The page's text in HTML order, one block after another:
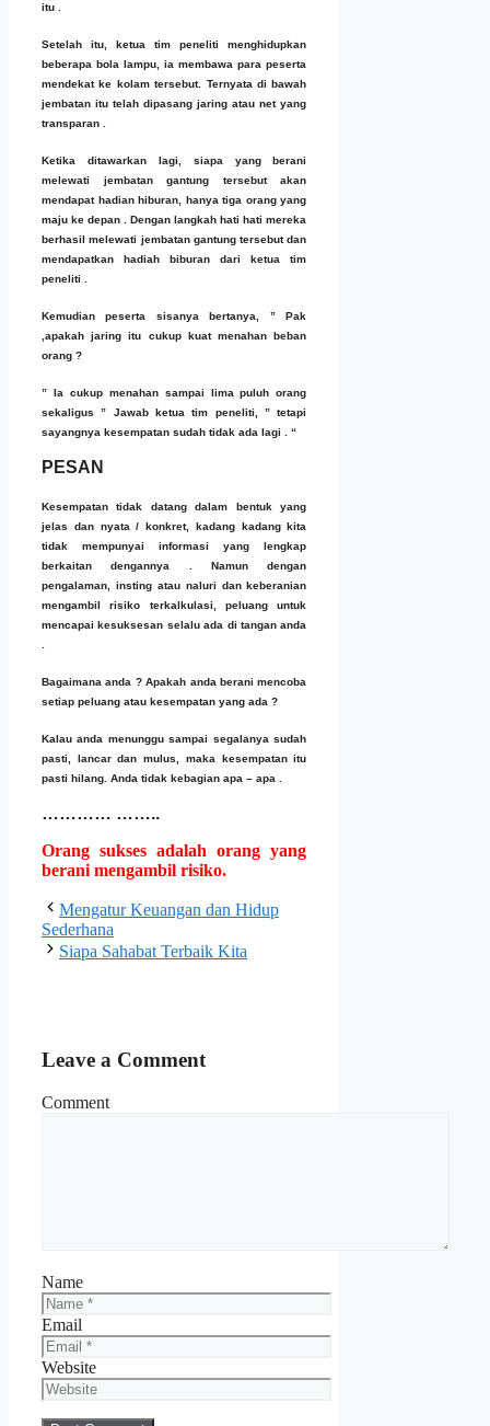
itu .
Setelah itu, ketua tim peneliti menghidupkan
beberapa bola lampu, ia membawa para peserta
mendekat ke kolam tersebut. Ternyata di bawah
jembatan itu telah dipasang jaring atau net yang
transparan .
Ketika ditawarkan lagi, siapa yang berani
melewati jembatan gantung tersebut akan
mendapat hadian hiburan, hanya tiga orang yang
maju ke depan . Dengan langkah hati hati mereka
berhasil melewati jembatan gantung tersebut dan
mendapatkan hadiah biburan dari ketua tim
peneliti .
Kemudian peserta sisanya bertanya, ” Pak
,apakah jaring itu cukup kuat menahan beban
orang ?
” Ia cukup menahan sampai lima puluh orang
sekaligus ” Jawab ketua tim peneliti, ” tetapi
sayangnya kesempatan sudah tidak ada lagi . “
PESAN
Kesempatan tidak datang dalam bentuk yang
jelas dan nyata / konkret, kadang kadang kita
tidak mempunyai informasi yang lengkap
berkaitan dengannya . Namun dengan
pengalaman, insting atau naluri dan keberanian
mengambil risiko terkalkulasi, peluang untuk
mencapai kesuksesan selalu ada di tangan anda
Bagaimana anda ? Apakah anda berani mencoba
setiap peluang atau kesempatan yang ada ?
Kalau anda menunggu sampai segalanya sudah
pasti, lancar dan mulus, maka kesempatan itu
pasti hilang. Anda tidak kebagian apa – apa .
………… ……..
Orang sukses adalah orang yang
berani mengambil risiko.
Mengatur Keuangan dan Hidup
Sederhana
Siapa Sahabat Terbaik Kita
Leave a Comment
Comment
Name
Email
Website